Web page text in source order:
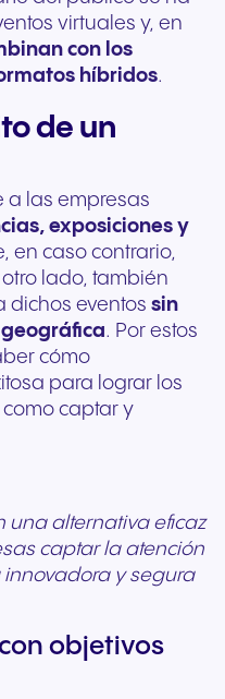
virtuales y, en
con los
híbridos.
de un
a las empresas
exposiciones y
en caso contrario,
lado, también
dichos eventos sin
. Por estos
cómo
para lograr los
captar y
una alternativa eficaz
captar la atención
y segura
objetivos